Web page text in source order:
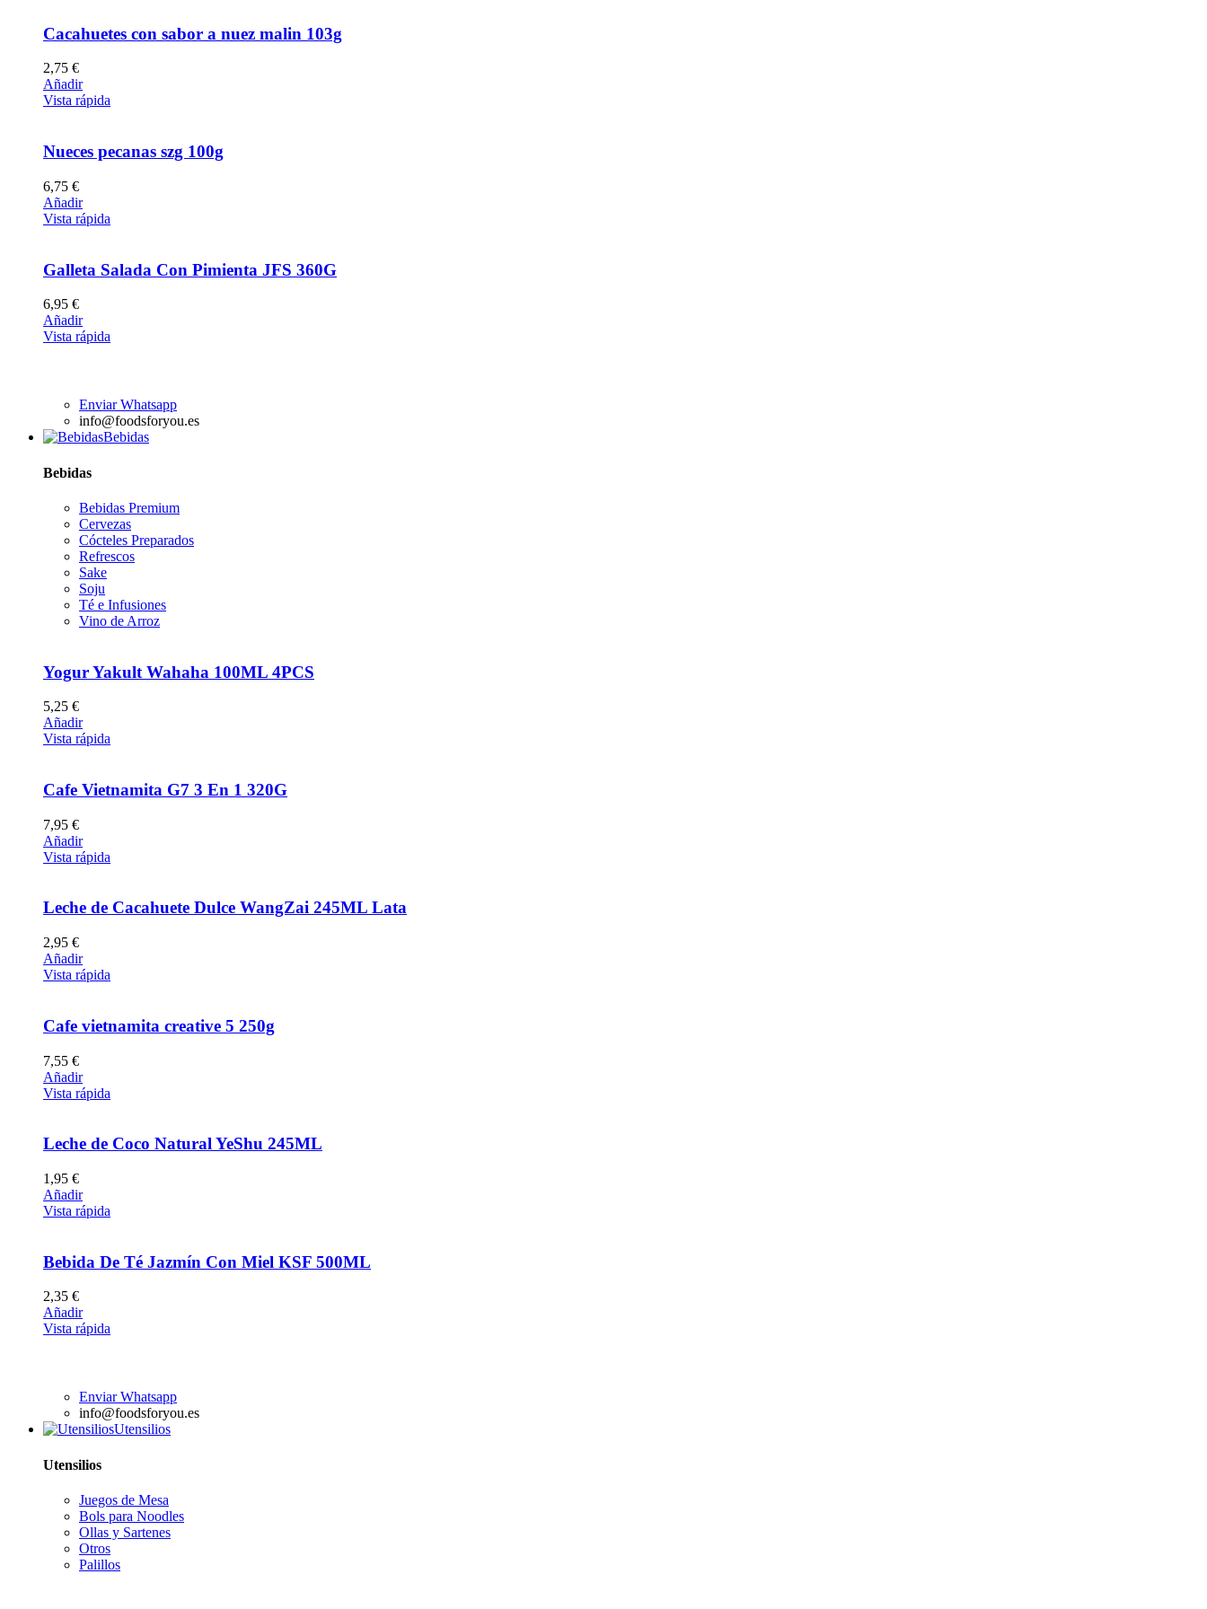
Cacahuetes con sabor a nuez malin 103g
2,75 €
Añadir
Vista rápida
Nueces pecanas szg 100g
6,75 €
Añadir
Vista rápida
Galleta Salada Con Pimienta JFS 360G
6,95 €
Añadir
Vista rápida
Enviar Whatsapp
info@foodsforyou.es
Bebidas
Bebidas
Bebidas Premium
Cervezas
Cócteles Preparados
Refrescos
Sake
Soju
Té e Infusiones
Vino de Arroz
Yogur Yakult Wahaha 100ML 4PCS
5,25 €
Añadir
Vista rápida
Cafe Vietnamita G7 3 En 1 320G
7,95 €
Añadir
Vista rápida
Leche de Cacahuete Dulce WangZai 245ML Lata
2,95 €
Añadir
Vista rápida
Cafe vietnamita creative 5 250g
7,55 €
Añadir
Vista rápida
Leche de Coco Natural YeShu 245ML
1,95 €
Añadir
Vista rápida
Bebida De Té Jazmín Con Miel KSF 500ML
2,35 €
Añadir
Vista rápida
Enviar Whatsapp
info@foodsforyou.es
Utensilios
Utensilios
Juegos de Mesa
Bols para Noodles
Ollas y Sartenes
Otros
Palillos